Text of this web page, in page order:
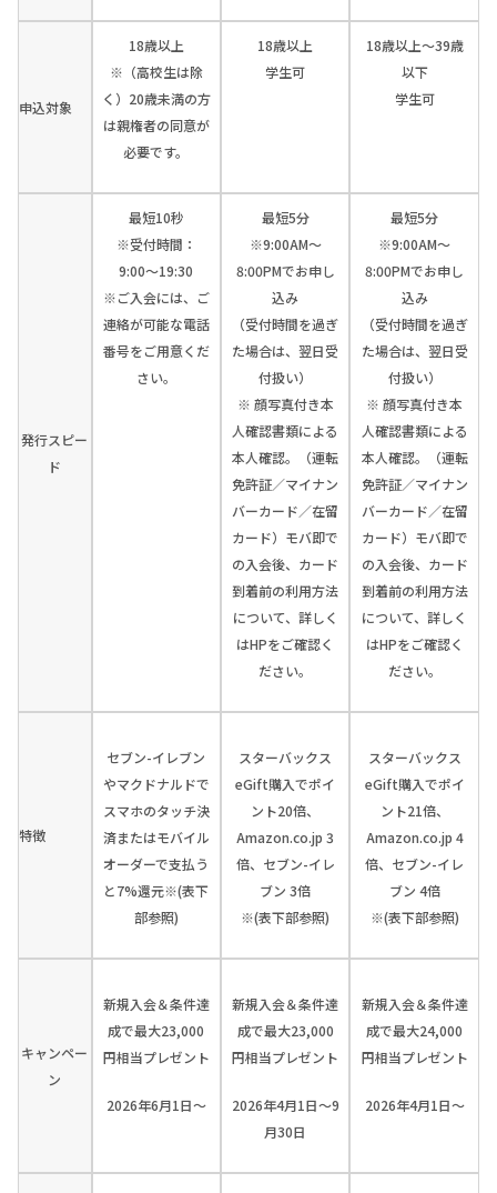
申込対象
18歳以上
※（高校生は除
く）20歳未満の方
は親権者の同意が
必要です。
18歳以上
学生可
18歳以上～39歳
以下
学生可
発行スピー
ド
最短10秒
※受付時間：
9:00〜19:30
※ご入会には、ご
連絡が可能な電話
番号をご用意くだ
さい。
最短5分
※9:00AM～
8:00PMでお申し
込み
（受付時間を過ぎ
た場合は、翌日受
付扱い）
※ 顔写真付き本
人確認書類による
本人確認。（運転
免許証／マイナン
バーカード／在留
カード）モバ即で
の入会後、カード
到着前の利用方法
について、詳しく
はHPをご確認く
ださい。
最短5分
※9:00AM～
8:00PMでお申し
込み
（受付時間を過ぎ
た場合は、翌日受
付扱い）
※ 顔写真付き本
人確認書類による
本人確認。（運転
免許証／マイナン
バーカード／在留
カード）モバ即で
の入会後、カード
到着前の利用方法
について、詳しく
はHPをご確認く
ださい。
特徴
セブン-イレブン
やマクドナルドで
スマホのタッチ決
済またはモバイル
オーダーで支払う
と7%還元※(表下
部参照)
スターバックス
eGift購入でポイ
ント20倍、
Amazon.co.jp 3
倍、セブン-イレ
ブン 3倍
※(表下部参照)
スターバックス
eGift購入でポイ
ント21倍、
Amazon.co.jp 4
倍、セブン-イレ
ブン 4倍
※(表下部参照)
キャンペー
ン
新規入会＆条件達
成で最大23,000
円相当プレゼント
2026年6月1日～
新規入会＆条件達
成で最大23,000
円相当プレゼント
2026年4月1日～9
月30日
新規入会＆条件達
成で最大24,000
円相当プレゼント
2026年4月1日～